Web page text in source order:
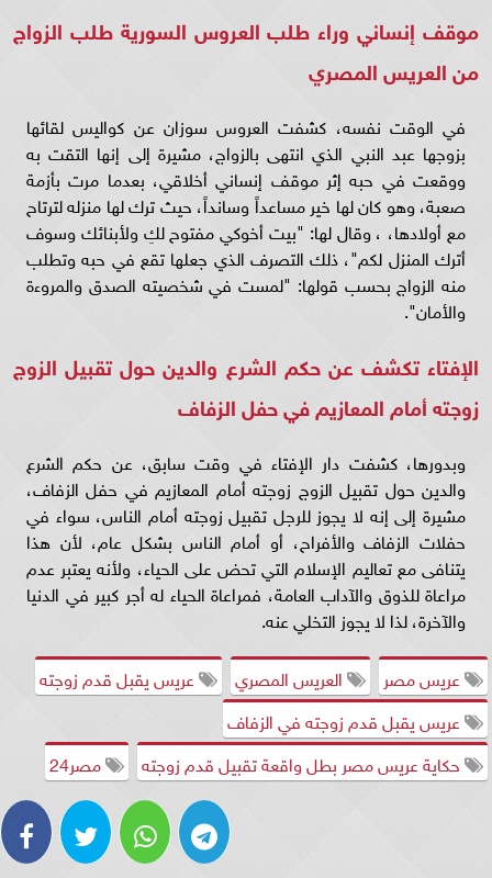
موقف إنساني وراء طلب العروس السورية طلب الزواج
من العريس المصري
في الوقت نفسه، كشفت العروس سوزان عن كواليس لقائها
بزوجها عبد النبي الذي انتهى بالزواج، مشيرة إلى إنها التقت به
ووقعت في حبه إثر موقف إنساني أخلاقي، بعدما مرت بأزمة
صعبة، وهو كان لها خير مساعداً وسانداً، حيث ترك لها منزله لترتاح
مع أولادها، ، وقال لها: "بيت أخوكي مفتوح لكِ ولأبنائك وسوف
أترك المنزل لكم"، ذلك التصرف الذي جعلها تقع في حبه وتطلب
منه الزواج بحسب قولها: "لمست في شخصيته الصدق والمروءة
والأمان".
الإفتاء تكشف عن حكم الشرع والدين حول تقبيل الزوج
زوجته أمام المعازيم في حفل الزفاف
وبدورها، كشفت دار الإفتاء في وقت سابق، عن حكم الشرع
والدين حول تقبيل الزوج زوجته أمام المعازيم في حفل الزفاف،
مشيرة إلى إنه لا يجوز للرجل تقبيل زوجته أمام الناس، سواء في
حفلات الزفاف والأفراح، أو أمام الناس بشكل عام، لأن هذا
يتنافى مع تعاليم الإسلام التي تحض على الحياء، ولأنه يعتبر عدم
مراعاة للذوق والآداب العامة، فمراعاة الحياء له أجر كبير في الدنيا
والآخرة، لذا لا يجوز التخلي عنه.
عريس مصر
العريس المصري
عريس يقبل قدم زوجته
عريس يقبل قدم زوجته في الزفاف
حكاية عريس مصر بطل واقعة تقبيل قدم زوجته
مصر24